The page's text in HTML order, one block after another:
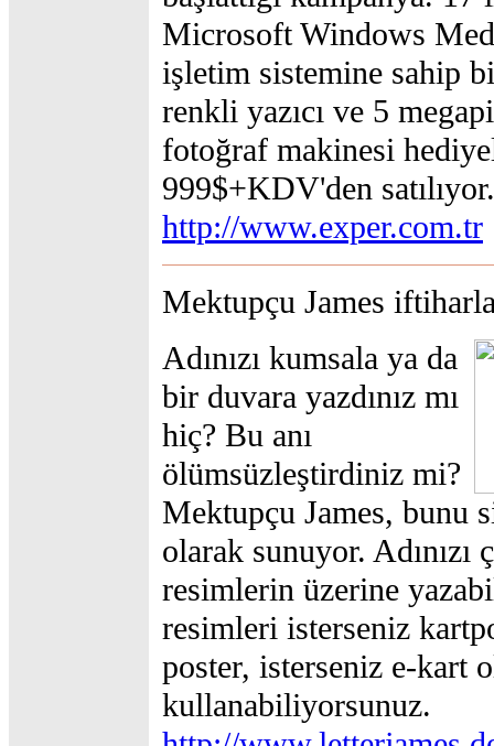
Microsoft Windows
işletim sistemine sahip
renkli yazıcı ve 5
fotoğraf makinesi
999$+KDV'den satılıyor.
http://www.exper.com.tr
Mektupçu James
Adınızı kumsala ya da
bir duvara yazdınız mı
hiç? Bu anı
ölümsüzleştirdiniz mi?
Mektupçu James, bunu
olarak sunuyor. Adınızı
resimlerin üzerine
resimleri isterseniz
poster, isterseniz e-kart
kullanabiliyorsunuz.